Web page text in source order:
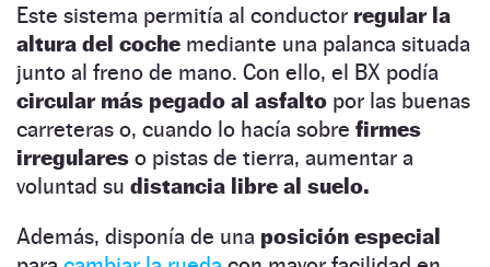
Este sistema permitía al conductor regular la
altura del coche mediante una palanca situada
junto al freno de mano. Con ello, el BX podía
circular más pegado al asfalto por las buenas
carreteras o, cuando lo hacía sobre firmes
irregulares o pistas de tierra, aumentar a
voluntad su distancia libre al suelo.
Además, disponía de una posición especial